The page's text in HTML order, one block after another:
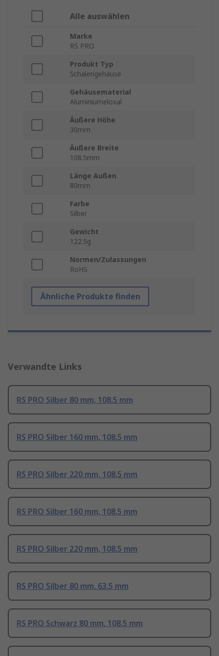
Alle auswählen
Marke
RS PRO
Produkt Typ
Schalengehäuse
Gehäusematerial
Aluminiumeloxal
Äußere Höhe
30mm
Äußere Breite
108.5mm
Länge Außen
80mm
Farbe
Silber
Gewicht
122.5g
Normen/Zulassungen
RoHS
Ähnliche Produkte finden
Verwandte Links
RS PRO Silber 80 mm, 108.5 mm
RS PRO Silber 160 mm, 108.5 mm
RS PRO Silber 220 mm, 108.5 mm
RS PRO Silber 160 mm, 108.5 mm
RS PRO Silber 220 mm, 108.5 mm
RS PRO Silber 80 mm, 63.5 mm
RS PRO Schwarz 80 mm, 108.5 mm